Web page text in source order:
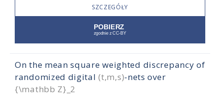
SZCZEGÓŁY
On the mean square weighted discrepancy of
randomized digital(t,m,s)-nets over
{\mathbb Z}_2